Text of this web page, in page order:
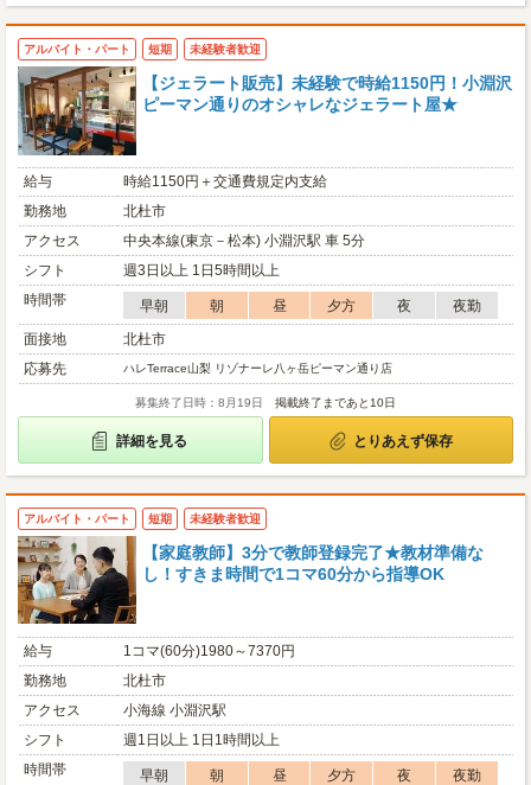
アルバイト・パート 短期 未経験者歓迎
【ジェラート販売】未経験で時給1150円！小淵沢
ピーマン通りのオシャレなジェラート屋★
給与
時給1150円＋交通費規定内支給
勤務地
北杜市
アクセス
中央本線(東京－松本) 小淵沢駅 車 5分
シフト
週3日以上 1日5時間以上
時間帯
早朝 朝 昼 夕方 夜
夜勤
面接地
北杜市
応募先
ハレTerrace山梨 リゾナーレ八ヶ岳ピーマン通り店
募集終了日時：8月19日 掲載終了まであと10日
詳細を見る とりあえず保存
アルバイト・パート 短期 未経験者歓迎
【家庭教師】3分で教師登録完了★教材準備な
し！すきま時間で1コマ60分から指導OK
給与
1コマ(60分)1980～7370円
勤務地
北杜市
アクセス
小海線 小淵沢駅
シフト
週1日以上 1日1時間以上
時間帯
早朝 朝 昼 夕方 夜
夜勤